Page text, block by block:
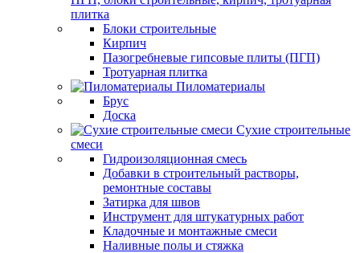
плитка
Блоки строительные
Кирпич
Пазогребневые гипсовые плиты (ПГП)
Тротуарная плитка
Пиломатериалы
Брус
Доска
Сухие строительные
смеси
Гидроизоляционная смесь
Добавки в строительный растворы,
ремонтные составы
Затирка для швов
Инструмент для штукатурных работ
Кладочные и монтажные смеси
Наливные полы и стяжка